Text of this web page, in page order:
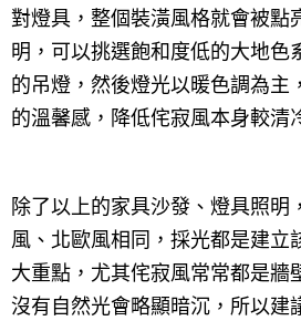
對燈具，整個裝潢風格就會被點
明，可以挑選飽和度低的大地色
的吊燈，然後燈光以暖色調為主
的溫馨感，降低侘寂風本身較清
除了以上的家具沙發、燈具照明
風、北歐風相同，採光都是建立
大重點，尤其侘寂風常常都是牆
沒有自然光會略顯暗沉，所以建